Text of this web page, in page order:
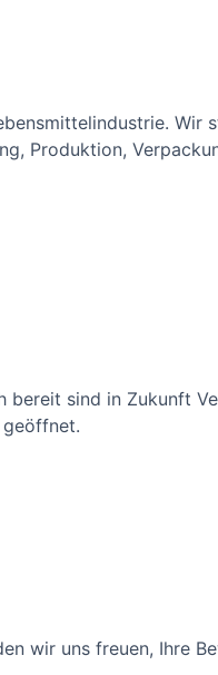
Wir
Produktion,
sind in Zukunft
wir uns freuen, Ihre